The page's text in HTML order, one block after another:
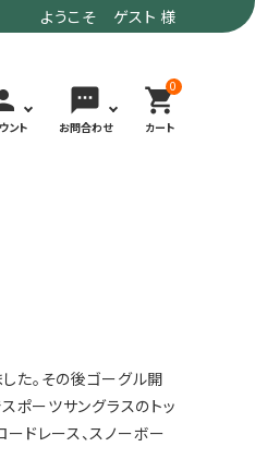
ようこそ ゲスト 様
ント
sms
お問合わせ
0
shopping_cart
カート
ア・ギア
10,000～
19,990円
20,000円～
た。その後ゴーグル開
ポーツサングラスのトッ
ドレース、スノーボー